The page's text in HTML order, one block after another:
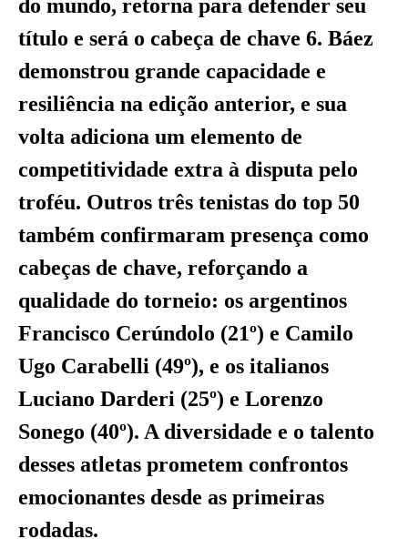
do mundo, retorna para defender seu
título e será o cabeça de chave 6. Báez
demonstrou grande capacidade e
resiliência na edição anterior, e sua
volta adiciona um elemento de
competitividade extra à disputa pelo
troféu. Outros três tenistas do top 50
também confirmaram presença como
cabeças de chave, reforçando a
qualidade do torneio: os argentinos
Francisco Cerúndolo (21º) e Camilo
Ugo Carabelli (49º), e os italianos
Luciano Darderi (25º) e Lorenzo
Sonego (40º). A diversidade e o talento
desses atletas prometem confrontos
emocionantes desde as primeiras
rodadas.